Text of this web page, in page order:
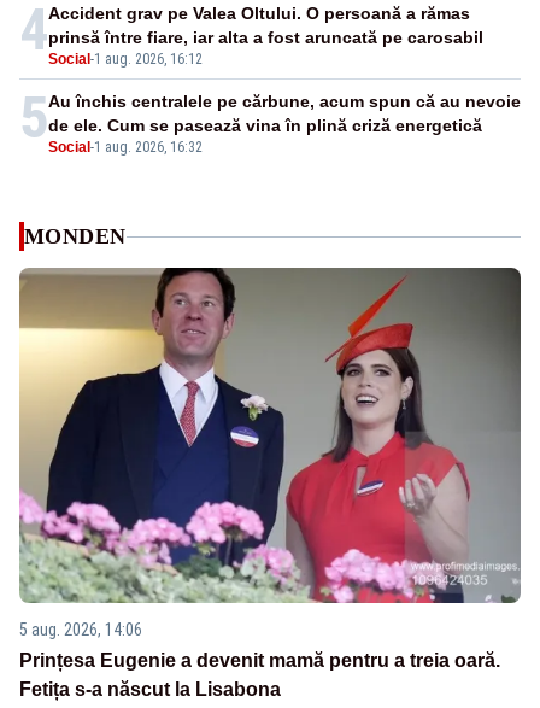
4Social -1 aug. 2026, 16:12
Accident grav pe Valea Oltului. O persoană a rămas
prinsă între fiare, iar alta a fost aruncată pe carosabil
5Social -1 aug. 2026, 16:32
Au închis centralele pe cărbune, acum spun că au nevoie
de ele. Cum se pasează vina în plină criză energetică
MONDEN
5 aug. 2026, 14:06
Prințesa Eugenie a devenit mamă pentru a treia oară.
Fetița s-a născut la Lisabona